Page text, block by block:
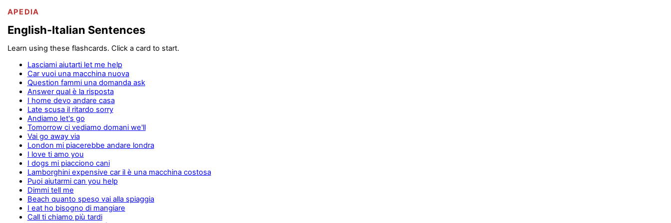
APEDIA
English-Italian Sentences
Learn using these flashcards. Click a card to start.
Lasciami aiutarti let me help
Car vuoi una macchina nuova
Question fammi una domanda ask
Answer qual è la risposta
I home devo andare casa
Late scusa il ritardo sorry
Andiamo let's go
Tomorrow ci vediamo domani we'll
Vai go away via
London mi piacerebbe andare londra
I love ti amo you
I dogs mi piacciono cani
Lamborghini expensive car il è una macchina costosa
Puoi aiutarmi can you help
Dimmi tell me
Beach quanto speso vai alla spiaggia
I eat ho bisogno di mangiare
Call ti chiamo più tardi